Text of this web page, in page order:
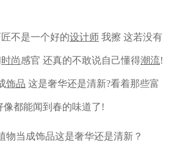
不是一个好的设计师 我擦 这若没有
时尚感官 还真的不敢说自己懂得潮流!
饰品 这是奢华还是清新?看着那些富
都能闻到春的味道了!